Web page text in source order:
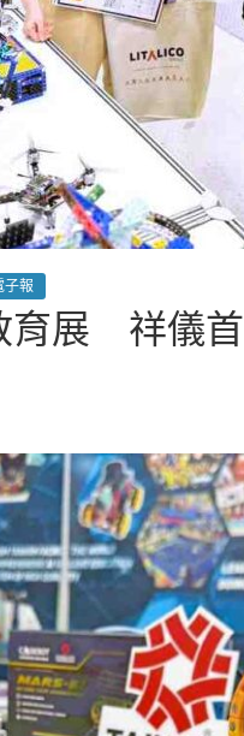
子報
育展 祥儀